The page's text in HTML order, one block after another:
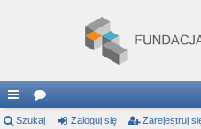
ię or
Szukaj Zaloguj się Zarejestruj